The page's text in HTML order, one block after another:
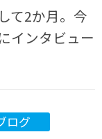
て2か月。今
インタビュー
ログ